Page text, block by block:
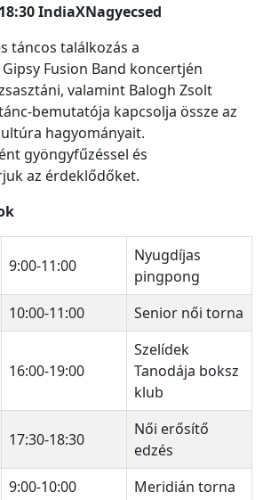
IndiaXNagyecsed
táncos találkozás a
Fusion Band koncertjén
valamint Balogh Zsolt
bemutatója kapcsolja össze az
hagyományait.
gyöngyfűzéssel és
az érdeklődőket.
9:00-11:00
Nyugdíjas
pingpong
10:00-11:00
Senior női torna
16:00-19:00
Szelídek
Tanodája boksz
klub
17:30-18:30
Női erősítő
edzés
9:00-10:00 Meridián torna